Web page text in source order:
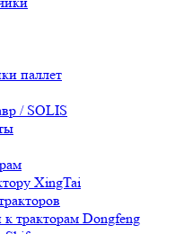
паллет
/ SOLIS
XingTai
к тракторам Dongfeng